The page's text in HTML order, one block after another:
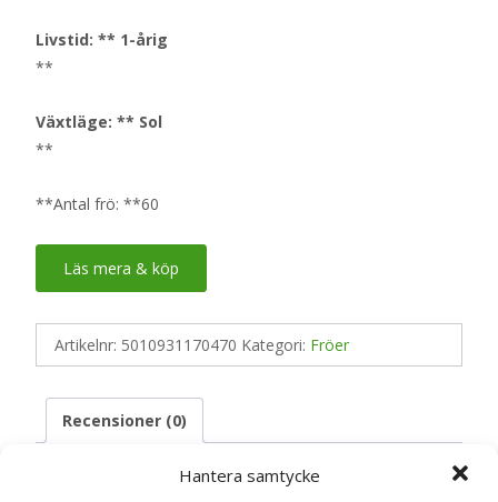
Hantera samtycke
Livstid: ** 1-årig
**
Växtläge: ** Sol
**
**Antal frö: **60
Läs mera & köp
Artikelnr: 5010931170470 Kategori: Fröer
Recensioner (0)